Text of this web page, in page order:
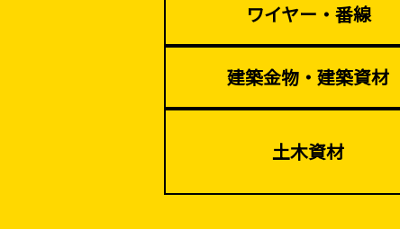
ワイヤー・番線
建築金物・建築資材
土木資材